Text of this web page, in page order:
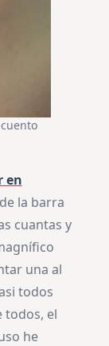
en
la barra
cuantas y
una al
todos
todos, el
he